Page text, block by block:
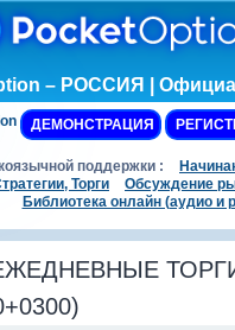
– РОССИЯ |
ДЕМОНСТРАЦИЯ
поддержки :
Торги
Обсуждение
Библиотека онлайн (аудио и
ТОРГИ